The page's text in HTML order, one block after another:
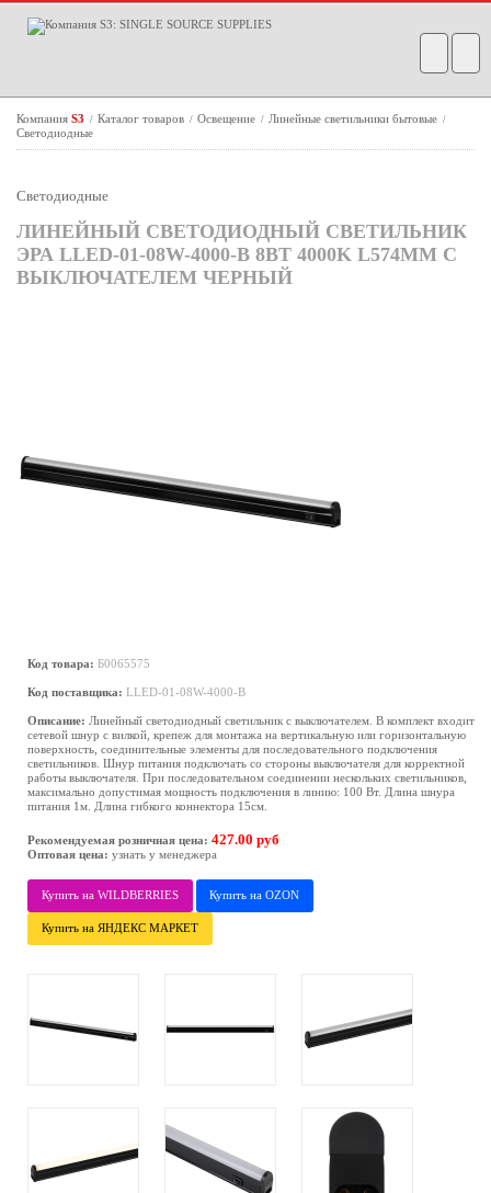
Компания S3 / Каталог товаров / Освещение / Линейные светильники бытовые /
Светодиодные
Светодиодные
ЛИНЕЙНЫЙ СВЕТОДИОДНЫЙ СВЕТИЛЬНИК
ЭРА LLED-01-08W-4000-B 8ВТ 4000K L574ММ С
ВЫКЛЮЧАТЕЛЕМ ЧЕРНЫЙ
Код товара: Б0065575
Код поставщика: LLED-01-08W-4000-B
Описание: Линейный светодиодный светильник с выключателем. В комплект входит
сетевой шнур с вилкой, крепеж для монтажа на вертикальную или горизонтальную
поверхность, соединительные элементы для последовательного подключения
светильников. Шнур питания подключать со стороны выключателя для корректной
работы выключателя. При последовательном соединении нескольких светильников,
максимально допустимая мощность подключения в линию: 100 Вт. Длина шнура
питания 1м. Длина гибкого коннектора 15см.
Рекомендуемая розничная цена: 427.00 руб
Оптовая цена: узнать у менеджера
Купить на WILDBERRIES Купить на OZON
Купить на ЯНДЕКС МАРКЕТ